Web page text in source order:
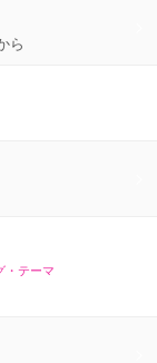
ら
・テーマ